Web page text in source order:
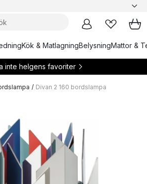
Kök & MatlagningBelysningMattor &
inte helgens favoriter
/ Divan 2 160 bordslampa